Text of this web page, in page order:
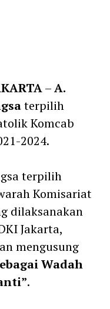
–A.
terpilih
Komcab
2024.
terpilih
Komisariat
dilaksanakan
Jakarta,
mengusung
Wadah
.